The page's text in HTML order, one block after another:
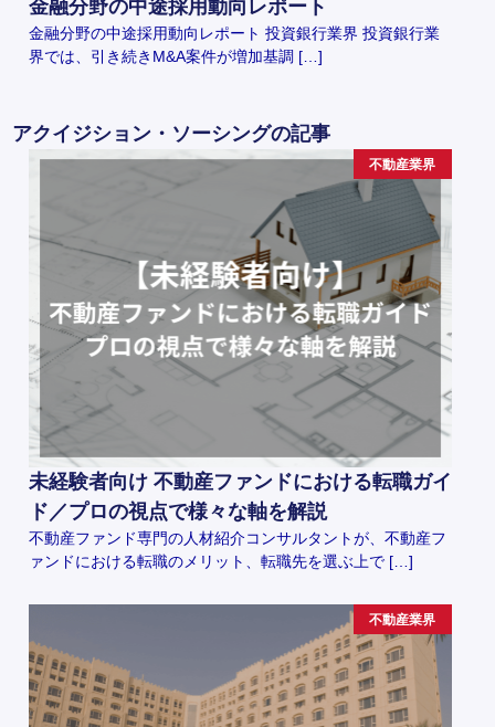
金融分野の中途採用動向レポート
金融分野の中途採用動向レポート 投資銀行業界 投資銀行業
界では、引き続きM&A案件が増加基調 […]
アクイジション・ソーシングの記事
不動産業界
未経験者向け 不動産ファンドにおける転職ガイ
ド／プロの視点で様々な軸を解説
不動産ファンド専門の人材紹介コンサルタントが、不動産フ
ァンドにおける転職のメリット、転職先を選ぶ上で […]
不動産業界